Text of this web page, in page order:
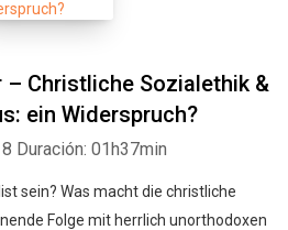
– Christliche Sozialethik &
ein Widerspruch?
Duración: 01h37min
sein? Was macht die christliche
Folge mit herrlich unorthodoxen